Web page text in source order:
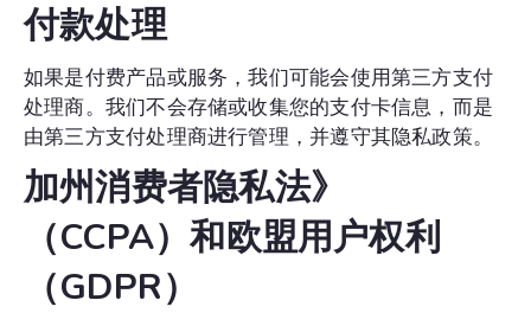
付款处理
如果是付费产品或服务，我们可能会使用第三方支付
处理商。我们不会存储或收集您的支付卡信息，而是
由第三方支付处理商进行管理，并遵守其隐私政策。
加州消费者隐私法》
（CCPA）和欧盟用户权利
（GDPR）